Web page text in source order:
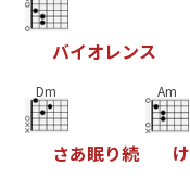
バイオレンス
Dm
さあ眠り続
Am
け